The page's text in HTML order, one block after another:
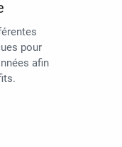
pour
afin